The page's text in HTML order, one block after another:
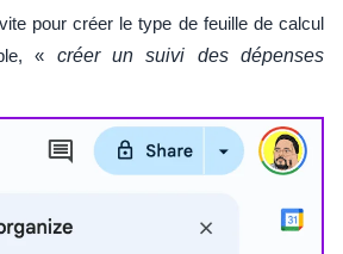
pour créer le type de feuille de calcul
« créer un suivi des dépenses